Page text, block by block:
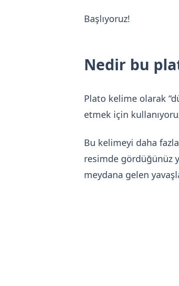
Başlıyoruz!
Nedir bu
Plato kelime olarak
etmek için
Bu kelimeyi daha
resimde gördüğünüz
meydana gelen